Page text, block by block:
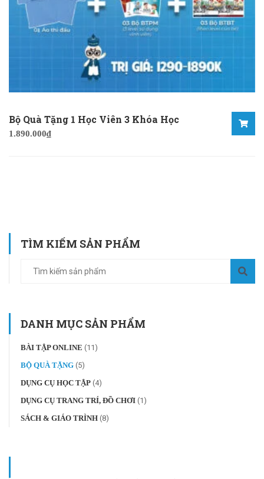
Bộ Quà Tặng 1 Học Viên 3 Khóa Học
1.890.000₫
TÌM KIẾM SẢN PHẨM
DANH MỤC SẢN PHẨM
BÀI TẬP ONLINE (11)
BỘ QUÀ TẶNG (5)
DỤNG CỤ HỌC TẬP (4)
DỤNG CỤ TRANG TRÍ, ĐỒ CHƠI (1)
SÁCH & GIÁO TRÌNH (8)